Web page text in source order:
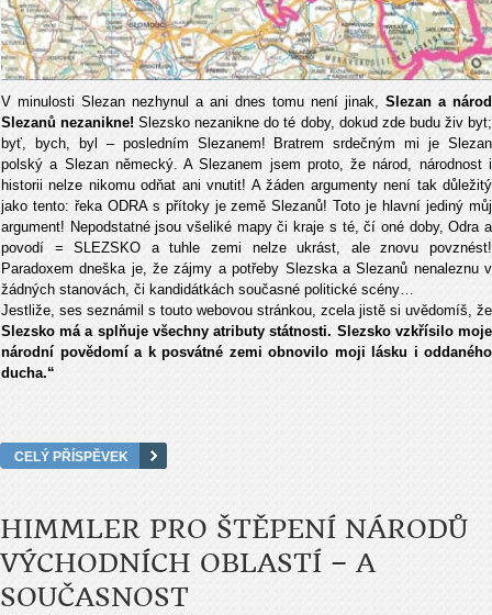
V minulosti Slezan nezhynul a ani dnes tomu není jinak, Slezan a národ
Slezanů nezanikne! Slezsko nezanikne do té doby, dokud zde budu živ byt;
byť, bych, byl – posledním Slezanem! Bratrem srdečným mi je Slezan
polský a Slezan německý. A Slezanem jsem proto, že národ, národnost i
historii nelze nikomu odňat ani vnutit! A žáden argumenty není tak důležitý
jako tento: řeka ODRA s přítoky je země Slezanů! Toto je hlavní jediný můj
argument! Nepodstatné jsou všeliké mapy či kraje s té, čí oné doby, Odra a
povodí = SLEZSKO a tuhle zemi nelze ukrást, ale znovu povznést!
Paradoxem dneška je, že zájmy a potřeby Slezska a Slezanů nenaleznu v
žádných stanovách, či kandidátkách současné politické scény…
Jestliže, ses seznámil s touto webovou stránkou, zcela jistě si uvědomíš, že
Slezsko má a splňuje všechny atributy státnosti. Slezsko vzkřísilo moje
národní povědomí a k posvátné zemi obnovilo moji lásku i oddaného
ducha.“
CELÝ PŘÍSPĚVEK
HIMMLER PRO ŠTĚPENÍ NÁRODŮ
VÝCHODNÍCH OBLASTÍ – A
SOUČASNOST